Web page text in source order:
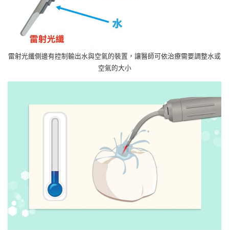
雷射光纖側邊有控制輸出水與空氣的裝置，讓醫師可依治療需要調整水或
空氣的大小